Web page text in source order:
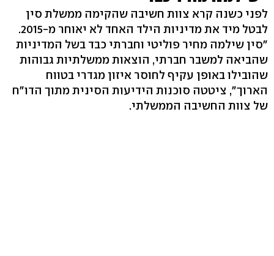
לפני כשנה קרא צוות חשיבה שהקימה ממשלת סין
לבטל מיד את מדיניות הילד האחד לא יאוחר מ-2015.
"סין שילמה מחיר פוליטי וחברתי כבד בשל המדיניות
שהביאה למשבר חברתי, הוצאות ממשלתיות גבוהות
שהובילו באופן עקיף לחוסר איזון מגדרי בטווח
הארוך", ציטטה סוכנות הידיעות הסינית מתוך הדו"ח
של צוות החשיבה הממשלתי.